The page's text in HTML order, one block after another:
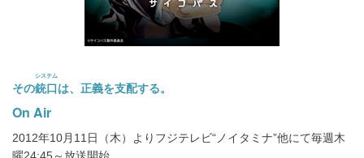
その銃口
システム
は、正義を支配する。
On Air
2012年10月11日（木）よりフジテレビ“ノイタミナ”他にて毎週木